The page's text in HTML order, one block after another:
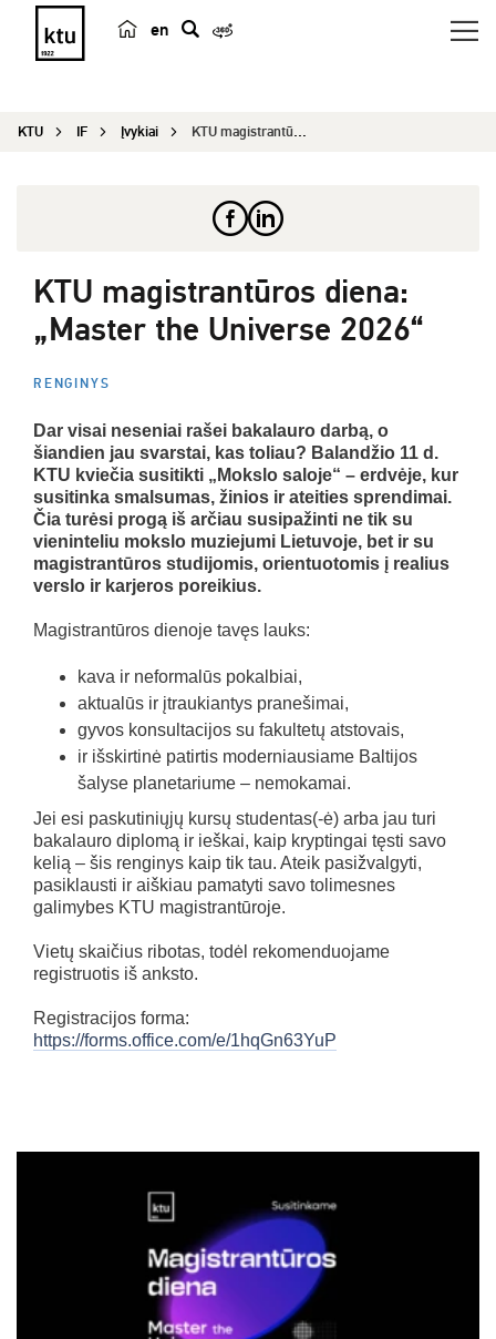
en
e
KTU IF Įvykiai KTU magistrantūros diena: „Master the Universe 2...
KTU magistrantūros diena:
„Master the Universe 2026“
RENGINYS
Dar visai neseniai rašei bakalauro darbą, o
šiandien jau svarstai, kas toliau? Balandžio 11 d.
KTU kviečia susitikti „Mokslo saloje“ – erdvėje, kur
susitinka smalsumas, žinios ir ateities sprendimai.
Čia turėsi progą iš arčiau susipažinti ne tik su
vieninteliu mokslo muziejumi Lietuvoje, bet ir su
magistrantūros studijomis, orientuotomis į realius
verslo ir karjeros poreikius.
Magistrantūros dienoje tavęs lauks:
kava ir neformalūs pokalbiai,
aktualūs ir įtraukiantys pranešimai,
gyvos konsultacijos su fakultetų atstovais,
ir išskirtinė patirtis moderniausiame Baltijos
šalyse planetariume – nemokamai.
Jei esi paskutiniųjų kursų studentas(-ė) arba jau turi
bakalauro diplomą ir ieškai, kaip kryptingai tęsti savo
kelią – šis renginys kaip tik tau. Ateik pasižvalgyti,
pasiklausti ir aiškiau pamatyti savo tolimesnes
galimybes KTU magistrantūroje.
Vietų skaičius ribotas, todėl rekomenduojame
registruotis iš anksto.
Registracijos forma:
https://forms.office.com/e/1hqGn63YuP